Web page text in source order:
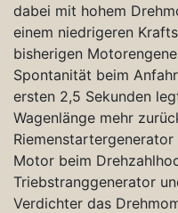
dabei mit hohem
einem niedrigeren
bisherigen
Spontanität beim
ersten 2,5 Sekunden
Wagenlänge mehr
Motor beim
Triebstranggenerator
Verdichter das